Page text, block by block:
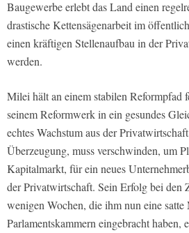
Baugewerbe erlebt das Land einen
drastische Kettensägenarbeit im
einen kräftigen Stellenaufbau in der
werden.
Milei hält an einem stabilen Reformpfad
seinem Reformwerk in ein gesundes
echtes Wachstum aus der
Überzeugung, muss verschwinden, um
Kapitalmarkt, für ein neues
der Privatwirtschaft. Sein Erfolg bei den
wenigen Wochen, die ihm nun eine
Parlamentskammern eingebracht haben,